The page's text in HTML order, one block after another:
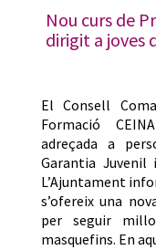
Nou curs de
dirigit a joves
El Consell
Formació
adreçada a
Garantia Juvenil
L’Ajuntament
s’ofereix una
per seguir
masquefins. En